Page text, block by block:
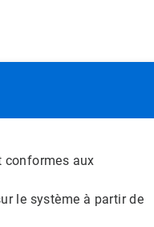
conformes aux
le système à partir de